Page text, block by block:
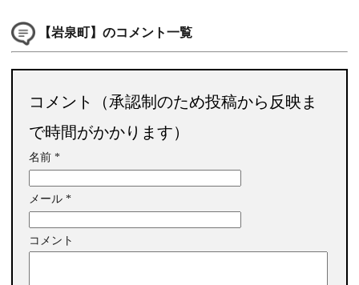
【岩泉町】のコメント一覧
コメント（承認制のため投稿から反映ま
で時間がかかります）
名前 *
メール *
コメント